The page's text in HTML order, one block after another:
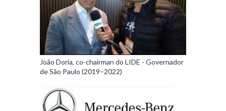
João Doria, co-chairman do LIDE - Governador
de São Paulo (2019–2022)